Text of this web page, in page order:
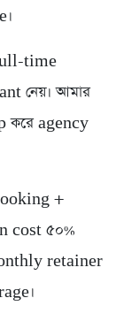
time
নেয়। আমার
করে agency
+
cost ৫০%
retainer